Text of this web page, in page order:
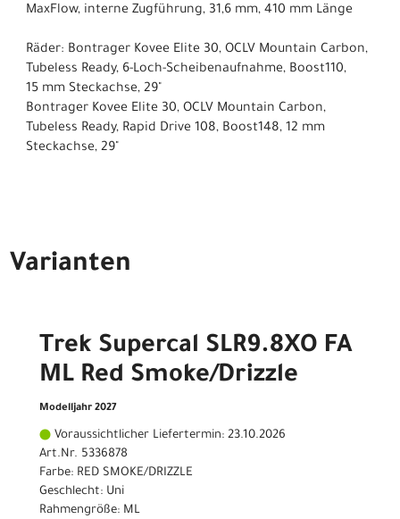
MaxFlow, interne Zugführung, 31,6 mm, 410 mm Länge
Räder: Bontrager Kovee Elite 30, OCLV Mountain Carbon,
Tubeless Ready, 6-Loch-Scheibenaufnahme, Boost110,
15 mm Steckachse, 29"
Bontrager Kovee Elite 30, OCLV Mountain Carbon,
Tubeless Ready, Rapid Drive 108, Boost148, 12 mm
Steckachse, 29"
Varianten
Trek Supercal SLR9.8XO FA
ML Red Smoke/Drizzle
Modelljahr 2027
Voraussichtlicher Liefertermin: 23.10.2026
Art.Nr. 5336878
Farbe: RED SMOKE/DRIZZLE
Geschlecht: Uni
Rahmengröße: ML